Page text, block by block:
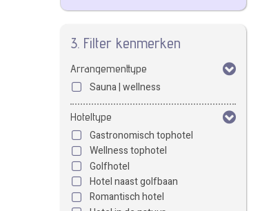
3. Filter kenmerken
Arrangementtype
Sauna | wellness
Hoteltype
Gastronomisch tophotel
Wellness tophotel
Golfhotel
Hotel naast golfbaan
Romantisch hotel